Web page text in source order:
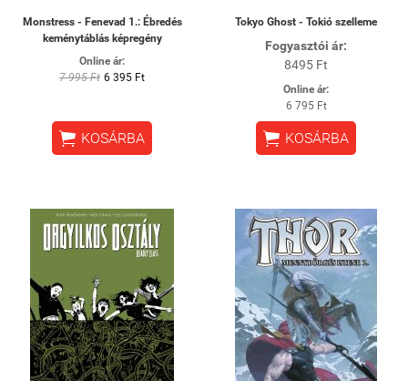
Monstress - Fenevad 1.: Ébredés
keménytáblás képregény
Online ár:
7 995 Ft 6 395 Ft
 KOSÁRBA
Tokyo Ghost - Tokió szelleme
Fogyasztói ár:
8495 Ft
Online ár:
6 795 Ft
 KOSÁRBA